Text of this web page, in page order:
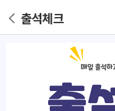
출석체크